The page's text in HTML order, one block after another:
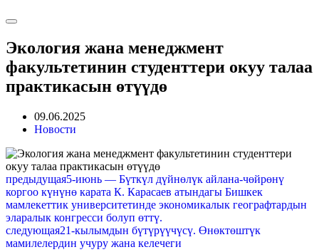
Экология жана менеджмент
факультетинин студенттери окуу талаа
практикасын өтүүдө
09.06.2025
Новости
предыдущая5-июнь — Бүткүл дүйнөлүк айлана-чөйрөнү
коргоо күнүнө карата К. Карасаев атындагы Бишкек
мамлекеттик университетинде экономикалык географтардын
эларалык конгресси болуп өттү.
следующая21-кылымдын бүтүрүүчүсү. Өнөктөштүк
мамилелердин учуру жана келечеги